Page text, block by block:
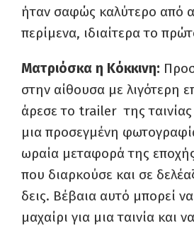
ήταν σαφώς καλύτερο από
περίμενα, ιδιαίτερα το
Ματριόσκα η Κόκκινη:
στην αίθουσα με λιγότερη
άρεσε το trailer της
μια προσεγμένη
ωραία μεταφορά της
που διαρκούσε και σε
δεις. Βέβαια αυτό μπορεί να
μαχαίρι για μια ταινία και